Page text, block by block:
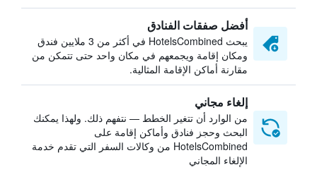
أفضل صفقات الفنادق
يبحث HotelsCombined في أكثر من 3 ملايين فندق
ومكان إقامة ويجمعهم في مكان واحد حتى تتمكن من
مقارنة أماكن الإقامة المثالية.
إلغاء مجاني
من الوارد أن تتغير الخطط — نتفهم ذلك. ولهذا يمكنك
البحث وحجز فنادق وأماكن إقامة على
HotelsCombined من وكالات السفر التي تقدم خدمة
الإلغاء المجاني